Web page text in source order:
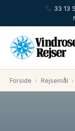
33 13
Forside › Rejsemål ›